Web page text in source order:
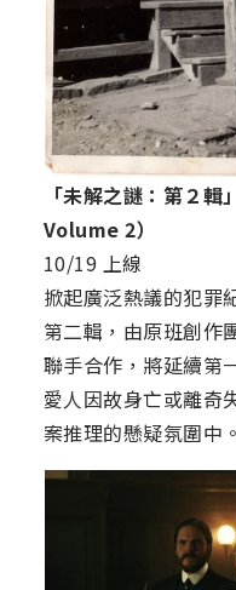
「未解之謎：第２
Volume 2）
10/19 上線
掀起廣泛熱議的犯罪
第二輯，由原班創作
聯手合作，將延續第
愛人因故身亡或離奇
案推理的懸疑氛圍中。